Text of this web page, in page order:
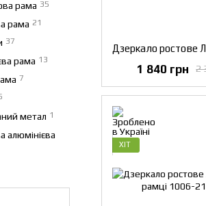
2
1 840 грн
ХІТ
рама 35
рама 21
37
рама 13
7
метал 1
алюмінієва